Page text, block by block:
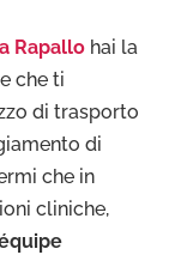
Rapallo hai la
che ti
di trasporto
di
che in
cliniche,